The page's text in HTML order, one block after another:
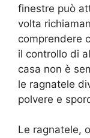
finestre può
volta
comprendere
il controllo di
casa non è
le ragnatele
polvere e
Le ragnatele,